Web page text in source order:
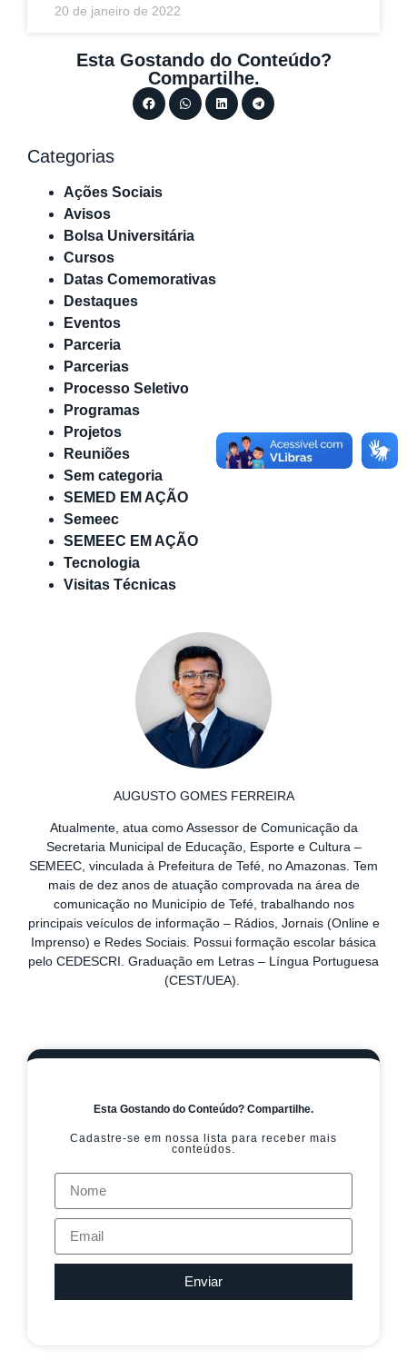
20 de janeiro de 2022
Esta Gostando do Conteúdo?
Compartilhe.
Categorias
Ações Sociais
Avisos
Bolsa Universitária
Cursos
Datas Comemorativas
Destaques
Eventos
Parceria
Parcerias
Processo Seletivo
Programas
Projetos
Reuniões
Sem categoria
SEMED EM AÇÃO
Semeec
SEMEEC EM AÇÃO
Tecnologia
Visitas Técnicas
AUGUSTO GOMES FERREIRA
Atualmente, atua como Assessor de Comunicação da
Secretaria Municipal de Educação, Esporte e Cultura –
SEMEEC, vinculada à Prefeitura de Tefé, no Amazonas. Tem
mais de dez anos de atuação comprovada na área de
comunicação no Município de Tefé, trabalhando nos
principais veículos de informação – Rádios, Jornais (Online e
Imprenso) e Redes Sociais. Possui formação escolar básica
pelo CEDESCRI. Graduação em Letras – Língua Portuguesa
(CEST/UEA).
Esta Gostando do Conteúdo? Compartilhe.
Cadastre-se em nossa lista para receber mais
conteúdos.
Enviar